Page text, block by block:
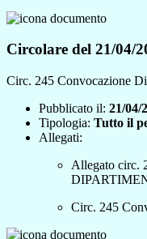
Circolare del 21/04/
Circ. 245 Convocazione
Pubblicato il: 21/04/
Tipologia: Tutto il
Allegati:
Allegato circ.
Circ. 245